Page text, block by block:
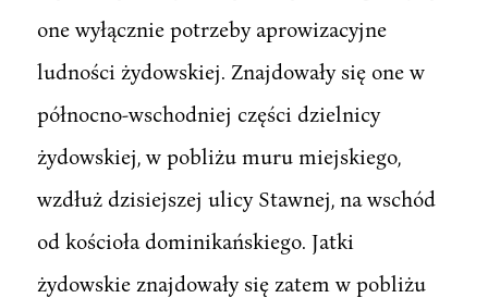
one wyłącznie potrzeby aprowizacyjne
ludności żydowskiej. Znajdowały się one w
północno-wschodniej części dzielnicy
żydowskiej, w pobliżu muru miejskiego,
wzdłuż dzisiejszej ulicy Stawnej, na wschód
od kościoła dominikańskiego. Jatki
żydowskie znajdowały się zatem w pobliżu